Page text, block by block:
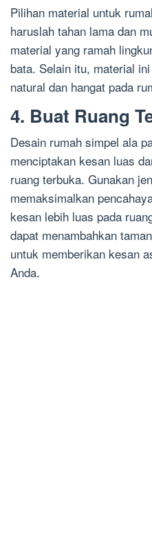
Pilihan material untuk
haruslah tahan lama dan
material yang ramah
bata. Selain itu, material
natural dan hangat pada
4. Buat Ruang
Desain rumah simpel ala
menciptakan kesan luas
ruang terbuka. Gunakan
memaksimalkan
kesan lebih luas pada
dapat menambahkan
untuk memberikan kesan
Anda.